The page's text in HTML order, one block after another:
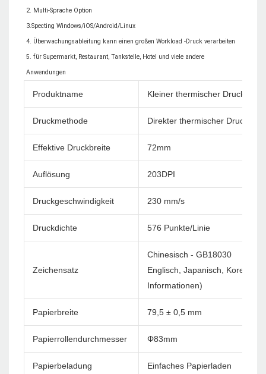
2. Multi-Sprache Option
3.Specting Windows/iOS/Android/Linux
4. Überwachungsableitung kann einen großen Workload -Druck verarbeiten
5. für Supermarkt, Restaurant, Tankstelle, Hotel und viele andere
Produktname Kleiner thermischer Drucker
Druckmethode Direkter thermischer Druck
Effektive Druckbreite 72mm
Auflösung 203DPI
Druckgeschwindigkeit 230 mm/s
Druckdichte 576 Punkte/Linie
Zeichensatz
Chinesisch - GB18030
Englisch, Japanisch, Korea
Informationen)
Papierbreite 79,5 ± 0,5 mm
Papierrollendurchmesser Φ83mm
Papierbeladung Einfaches Papierladen